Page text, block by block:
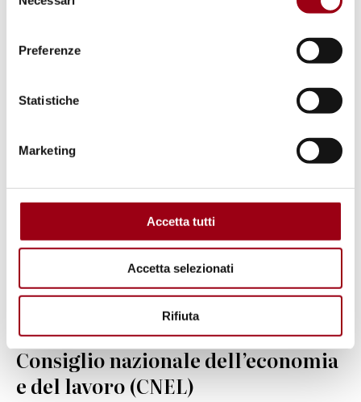
del
Preferenze
Statistiche
Marketing
Accetta tutti
Accetta selezionati
Rifiuta
2023
ITALIA
Consiglio nazionale dell’economia
e del lavoro (CNEL)